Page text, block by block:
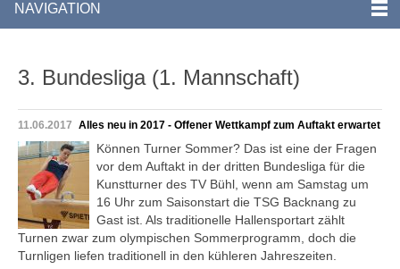
NAVIGATION
3. Bundesliga (1. Mannschaft)
11.06.2017 Alles neu in 2017 - Offener Wettkampf zum Auftakt erwartet
Können Turner Sommer? Das ist eine der Fragen
vor dem Auftakt in der dritten Bundesliga für die
Kunstturner des TV Bühl, wenn am Samstag um
16 Uhr zum Saisonstart die TSG Backnang zu
Gast ist. Als traditionelle Hallensportart zählt
Turnen zwar zum olympischen Sommerprogramm, doch die
Turnligen liefen traditionell in den kühleren Jahreszeiten.